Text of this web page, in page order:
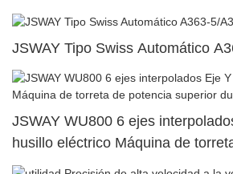
SY500/S500/SY300/S3007
JSWAY Tipo Swiss Automático
JSWAY WU800 6 ejes
husillo eléctrico Máquina de
superior dual17